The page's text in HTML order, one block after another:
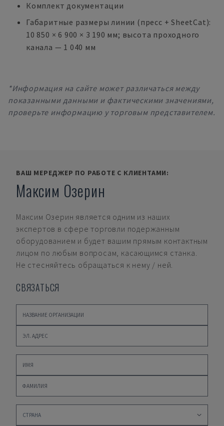
Комплект документации
Габаритные размеры линии (пресс + SheetCat):
10 850 × 6 900 × 3 190 мм; высота проходного
канала — 1 040 мм
*Информация на сайте может различаться между
показанными данными и фактическими значениями,
проверьте информацию у торговым представителем.
ВАШ МЕРЕДЖЕР ПО РАБОТЕ С КЛИЕНТАМИ:
Максим Озерин
Максим Озерин является одним из наших
экспертов в сфере торговли подержанным
оборудованием и будет вашим прямым контактным
лицом по любым вопросам, касающимся станка.
Не стесняйтесь обращаться к нему / ней.
СВЯЗАТЬСЯ